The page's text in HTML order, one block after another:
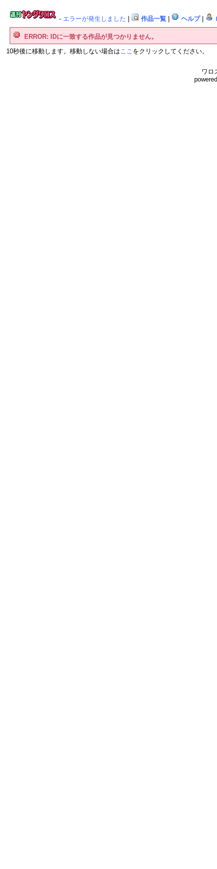
- エラーが発生しました 作品一覧 ヘルプ|
ERROR: IDに一致する作品が見つかりません。
10秒後に移動します。移動しない場合は ここ をクリックしてください。
ワロ